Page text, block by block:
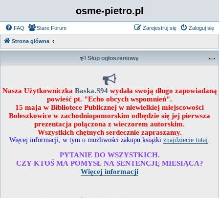
osme-pietro.pl
FAQ Zaloguj się
Zarejestruj się
Stare Forum
Strona główna
Słup ogłoszeniowy
Nasza Użytkowniczka Baska.S94 wydała swoją długo zapowiadaną
powieść pt. "Echo obcych wspomnień".
15 maja w Bibliotece Publicznej w niewielkiej miejscowości
Boleszkowice w zachodniopomorskim odbędzie się jej pierwsza
prezentacja połączona z wieczorem autorskim.
Wszystkich chętnych serdecznie zapraszamy.
Więcej informacji, w tym o możliwości zakupu książki znajdziecie tutaj
PYTANIE DO WSZYSTKICH.
CZY KTOŚ MA POMYSŁ NA SENTENCJĘ MIESIĄCA?
Więcej informacji